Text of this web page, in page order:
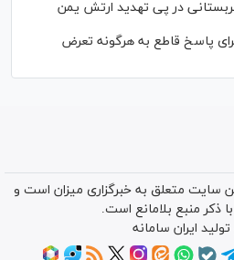
برای پاسخ قاطع به هرگونه تعرض
سایت متعلق به خبرگزاری میزان است و
ذکر منبع بلامانع است.
ایران سامانه